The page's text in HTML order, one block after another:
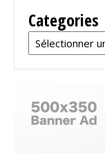
Categories
Categories